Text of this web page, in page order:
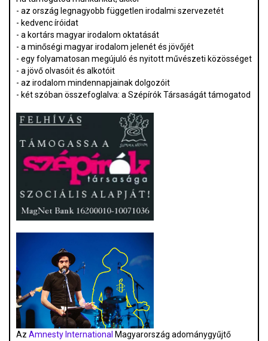
- az ország legnagyobb független irodalmi szervezetét
- kedvenc íróidat
- a kortárs magyar irodalom oktatását
- a minőségi magyar irodalom jelenét és jövőjét
- egy folyamatosan megújuló és nyitott művészeti közösséget
- a jövő olvasóit és alkotóit
- az irodalom mindennapjainak dolgozóit
- két szóban összefoglalva: a Szépírók Társaságát támogatod
Az Amnesty International Magyarország adománygyűjtő